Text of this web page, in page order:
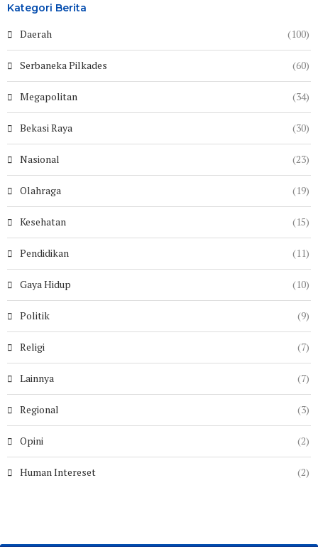
Kategori Berita
Daerah (100)
Serbaneka Pilkades (60)
Megapolitan (34)
Bekasi Raya (30)
Nasional (23)
Olahraga (19)
Kesehatan (15)
Pendidikan (11)
Gaya Hidup (10)
Politik (9)
Religi (7)
Lainnya (7)
Regional (3)
Opini (2)
Human Intereset (2)